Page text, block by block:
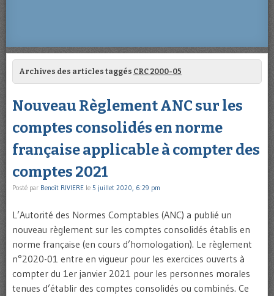
Archives des articles taggés CRC 2000-05
Nouveau Règlement ANC sur les
comptes consolidés en norme
française applicable à compter des
comptes 2021
Posté par Benoît RIVIERE le 5 juillet 2020, 6:29 pm
L’Autorité des Normes Comptables (ANC) a publié un
nouveau règlement sur les comptes consolidés établis en
norme française (en cours d’homologation). Le règlement
n°2020-01 entre en vigueur pour les exercices ouverts à
compter du 1er janvier 2021 pour les personnes morales
tenues d’établir des comptes consolidés ou combinés. Ce